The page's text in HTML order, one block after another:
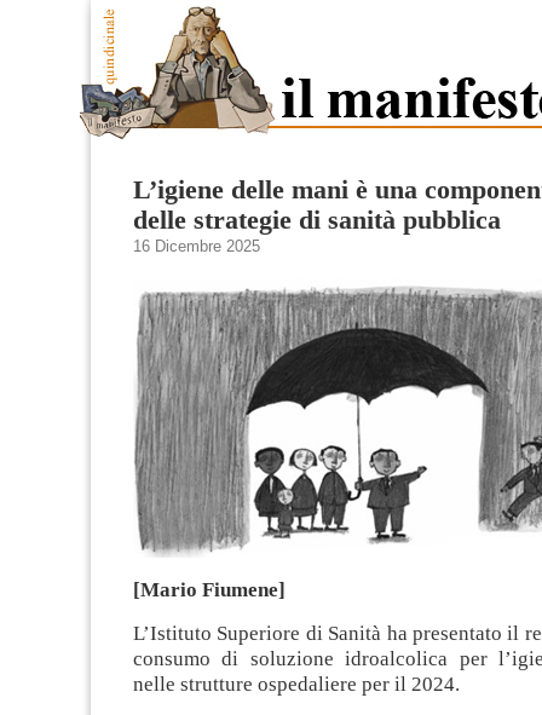
L’igiene delle mani è una
delle strategie di sanità pubblica
16 Dicembre 2025
[Mario Fiumene]
L’Istituto Superiore di Sanità ha presentato il
consumo di soluzione idroalcolica per
nelle strutture ospedaliere per il 2024.